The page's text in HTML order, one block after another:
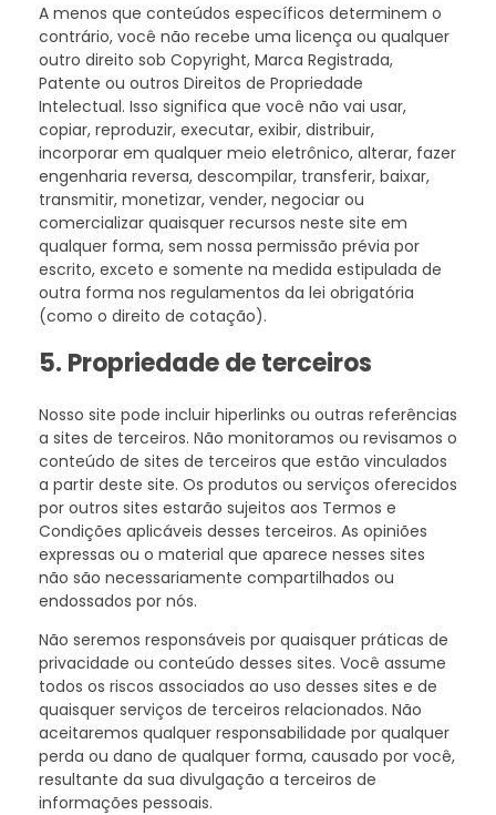
A menos que conteúdos específicos determinem o
contrário, você não recebe uma licença ou qualquer
outro direito sob Copyright, Marca Registrada,
Patente ou outros Direitos de Propriedade
Intelectual. Isso significa que você não vai usar,
copiar, reproduzir, executar, exibir, distribuir,
incorporar em qualquer meio eletrônico, alterar, fazer
engenharia reversa, descompilar, transferir, baixar,
transmitir, monetizar, vender, negociar ou
comercializar quaisquer recursos neste site em
qualquer forma, sem nossa permissão prévia por
escrito, exceto e somente na medida estipulada de
outra forma nos regulamentos da lei obrigatória
(como o direito de cotação).
5. Propriedade de terceiros
Nosso site pode incluir hiperlinks ou outras referências
a sites de terceiros. Não monitoramos ou revisamos o
conteúdo de sites de terceiros que estão vinculados
a partir deste site. Os produtos ou serviços oferecidos
por outros sites estarão sujeitos aos Termos e
Condições aplicáveis desses terceiros. As opiniões
expressas ou o material que aparece nesses sites
não são necessariamente compartilhados ou
endossados por nós.
Não seremos responsáveis por quaisquer práticas de
privacidade ou conteúdo desses sites. Você assume
todos os riscos associados ao uso desses sites e de
quaisquer serviços de terceiros relacionados. Não
aceitaremos qualquer responsabilidade por qualquer
perda ou dano de qualquer forma, causado por você,
resultante da sua divulgação a terceiros de
informações pessoais.